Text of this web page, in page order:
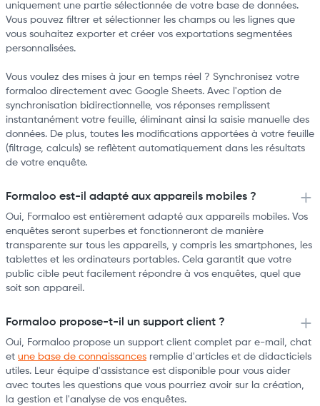
uniquement une partie sélectionnée de votre base de données.
Vous pouvez filtrer et sélectionner les champs ou les lignes que
vous souhaitez exporter et créer vos exportations segmentées
personnalisées.
Vous voulez des mises à jour en temps réel ? Synchronisez votre
formaloo directement avec Google Sheets. Avec l'option de
synchronisation bidirectionnelle, vos réponses remplissent
instantanément votre feuille, éliminant ainsi la saisie manuelle des
données. De plus, toutes les modifications apportées à votre feuille
(filtrage, calculs) se reflètent automatiquement dans les résultats
de votre enquête.
Formaloo est-il adapté aux appareils mobiles ?
Oui, Formaloo est entièrement adapté aux appareils mobiles. Vos
enquêtes seront superbes et fonctionneront de manière
transparente sur tous les appareils, y compris les smartphones, les
tablettes et les ordinateurs portables. Cela garantit que votre
public cible peut facilement répondre à vos enquêtes, quel que
soit son appareil.
Formaloo propose-t-il un support client ?
Oui, Formaloo propose un support client complet par e-mail, chat
et une base de connaissances remplie d'articles et de didacticiels
utiles. Leur équipe d'assistance est disponible pour vous aider
avec toutes les questions que vous pourriez avoir sur la création,
la gestion et l'analyse de vos enquêtes.